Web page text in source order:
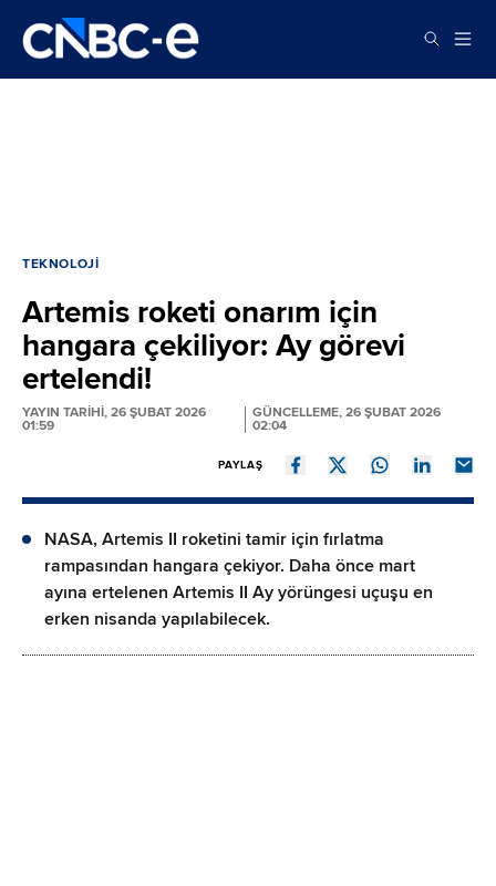
TEKNOLOJI
Artemis roketi onarım için
hangara çekiliyor: Ay görevi
ertelendi!
YAYIN TARİHİ, 26 ŞUBAT 2026
01:59
GÜNCELLEME, 26 ŞUBAT 2026
02:04
PAYLAŞ
NASA, Artemis II roketini tamir için fırlatma
rampasından hangara çekiyor. Daha önce mart
ayına ertelenen Artemis II Ay yörüngesi uçuşu en
erken nisanda yapılabilecek.